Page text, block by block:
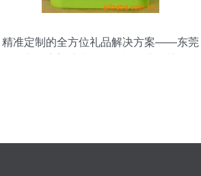
精准定制的全方位礼品解决方案——东莞